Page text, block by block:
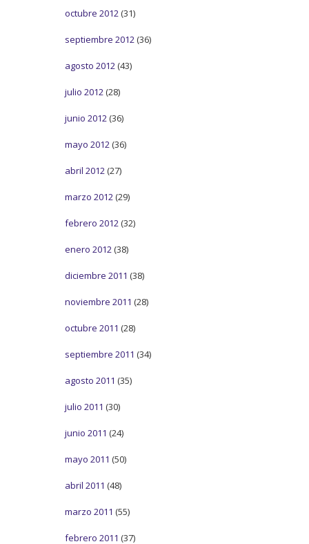
octubre 2012 (31)
septiembre 2012 (36)
agosto 2012 (43)
julio 2012 (28)
junio 2012 (36)
mayo 2012 (36)
abril 2012 (27)
marzo 2012 (29)
febrero 2012 (32)
enero 2012 (38)
diciembre 2011 (38)
noviembre 2011 (28)
octubre 2011 (28)
septiembre 2011 (34)
agosto 2011 (35)
julio 2011 (30)
junio 2011 (24)
mayo 2011 (50)
abril 2011 (48)
marzo 2011 (55)
febrero 2011 (37)